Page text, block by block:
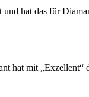
hat das für
mit „Exzellent“